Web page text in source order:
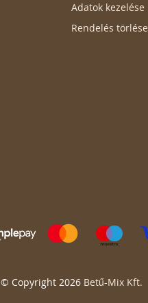
Adatok kezelése
Rendelés törlése
© Copyright 2026 Betű-Mix Kft.